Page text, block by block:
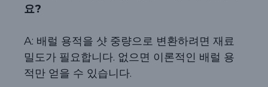
요?
A: 배럴 용적을 샷 중량으로 변환하려면 재료
밀도가 필요합니다. 없으면 이론적인 배럴 용
적만 얻을 수 있습니다.